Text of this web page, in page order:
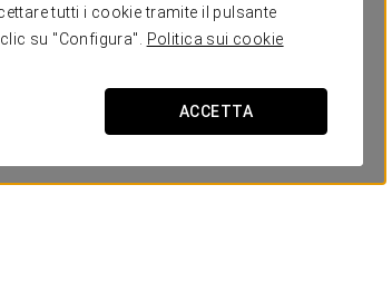
tutti i cookie tramite il pulsante
su "Configura".
Politica sui cookie
ACCETTA